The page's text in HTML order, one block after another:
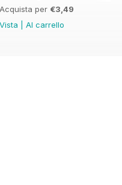
Acquista per €3,49
Vista
Al carrello